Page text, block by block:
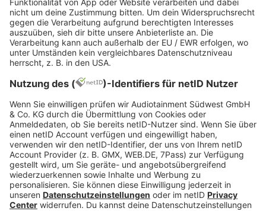
Kultur- und Bildungsstätte. Und natürlich eine der
Kooperspartnerschaften zum Rainbow-Career-
Day.
Umgekehrt erfahren alle, die den Rainbow-Day
besuchen, wie authentisch eine Firma ist und ob
sich die eigene Persönlichkeit bei diesem
Unternehmen wiederfindet. Unabhängig von
Branche bzw. generellem Fachgebiet!
Das Event wird dabei über ein Rahmenprogramm
erweitert, welches auch abseits von
Karrieregesprächen zum Austausch, Dialog,